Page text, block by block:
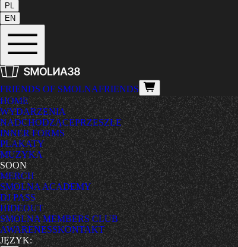
PL
EN
FRIENDS OF SMOLNAFRIENDS
HOME
WYDARZENIA
NADCHODZĄCEPRZESZŁE
INNER FORMS
PLAKATY
MUZYKA
SOON
MERCH
SMOLNA ACADEMY
DJ PASS
HIDEOUT
SMOLNA MEMBERS CLUB
AWARENESSKONTAKT
JĘZYK: